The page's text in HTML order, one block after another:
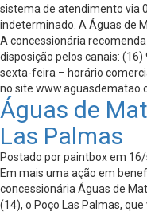
sistema de atendimento via
indeterminado. A Águas de
A concessionária
disposição pelos canais:
sexta-feira – horário
no site
Águas de
Las Palmas
Postado por paintbox em
Em mais uma ação em
concessionária Águas de
(14), o Poço Las Palmas,